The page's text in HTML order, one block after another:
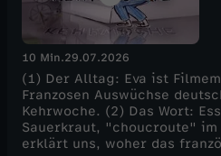
10 Min.29.07.2026
(1) Der Alltag: Eva ist
Franzosen Auswüchse
Kehrwoche. (2) Das Wort:
Sauerkraut, "choucroute" im
erklärt uns, woher das